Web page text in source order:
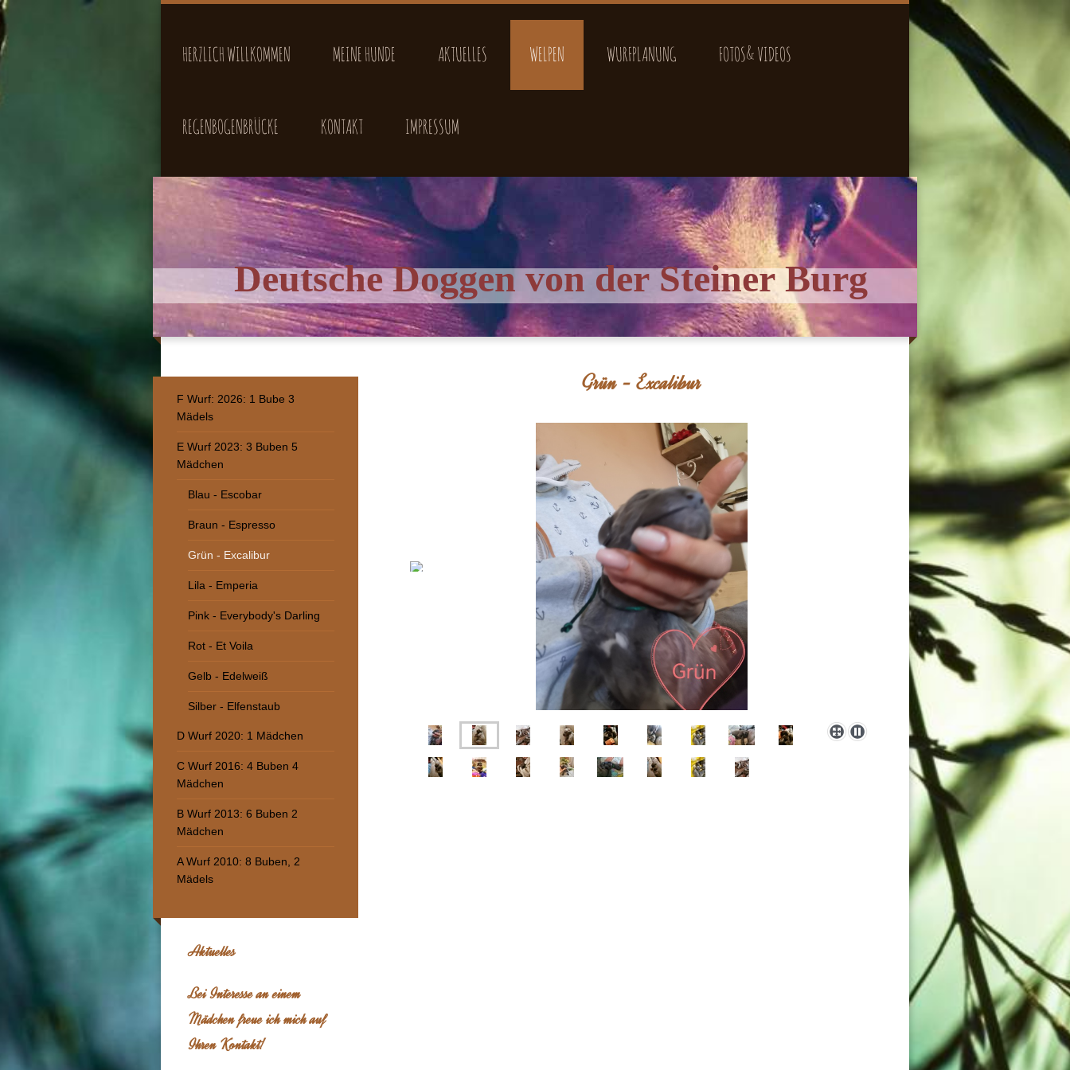
HERZLICH WILLKOMMEN MEINE HUNDE AKTUELLES WELPEN WURFPLANUNG FOTOS& VIDEOS
REGENBOGENBRÜCKE KONTAKT IMPRESSUM
Deutsche Doggen von der Steiner Burg
Grün - Excalibur
F Wurf: 2026: 1 Bube 3
Mädels
E Wurf 2023: 3 Buben 5
Mädchen
Blau - Escobar
Braun - Espresso
Grün - Excalibur
Lila - Emperia
Pink - Everybody's Darling
Rot - Et Voila
Gelb - Edelweiß
Silber - Elfenstaub
D Wurf 2020: 1 Mädchen
C Wurf 2016: 4 Buben 4
Mädchen
B Wurf 2013: 6 Buben 2
Mädchen
A Wurf 2010: 8 Buben, 2
Mädels
Aktuelles
Bei Interesse an einem
Mädchen freue ich mich auf
Ihren Kontakt!